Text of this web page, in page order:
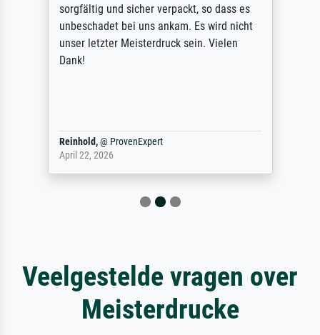
sorgfältig und sicher verpackt, so dass es
unbeschadet bei uns ankam. Es wird nicht
unser letzter Meisterdruck sein. Vielen
Dank!
Reinhold,@ ProvenExpert
April 22, 2026
Veelgestelde vragen over
Meisterdrucke